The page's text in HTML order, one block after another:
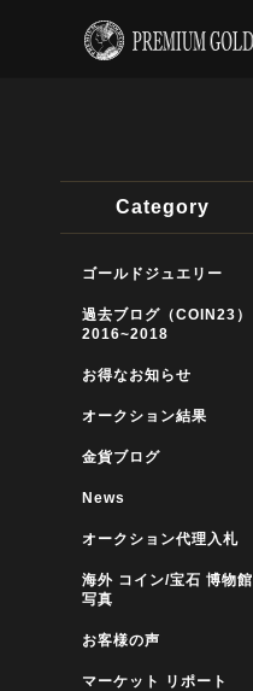
Category
ゴールドジュエリー
過去ブログ（COIN23）
2016~2018
お得なお知らせ
オークション結果
金貨ブログ
News
オークション代理入札
海外 コイン/宝石 博物館
写真
お客様の声
マーケット リポート